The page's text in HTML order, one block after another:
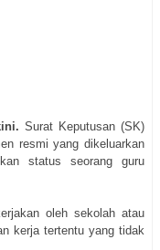
Surat Keputusan (SK)
resmi yang dikeluarkan
status seorang guru
oleh sekolah atau
kerja tertentu yang tidak